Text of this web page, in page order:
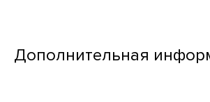
Дополнительная